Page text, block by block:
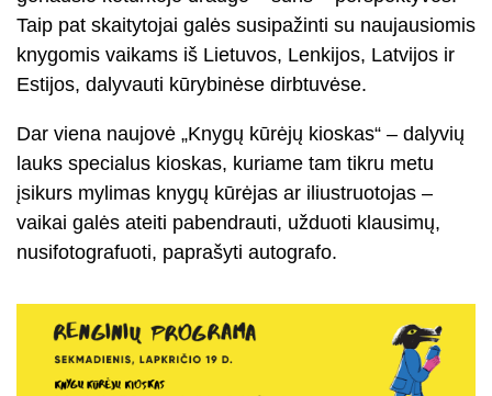
Taip pat skaitytojai galės susipažinti su naujausiomis
knygomis vaikams iš Lietuvos, Lenkijos, Latvijos ir
Estijos, dalyvauti kūrybinėse dirbtuvėse.
Dar viena naujovė „Knygų kūrėjų kioskas“ – dalyvių
lauks specialus kioskas, kuriame tam tikru metu
įsikurs mylimas knygų kūrėjas ar iliustruotojas –
vaikai galės ateiti pabendrauti, užduoti klausimų,
nusifotografuoti, paprašyti autografo.